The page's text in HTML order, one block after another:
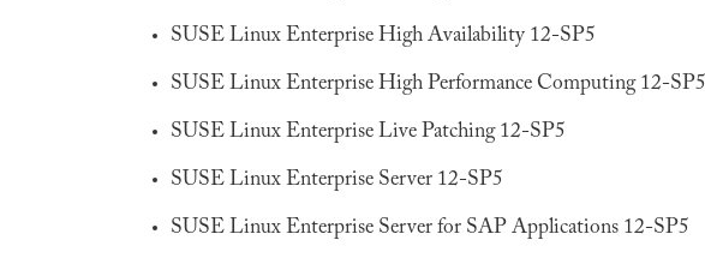
SUSE Linux Enterprise High Availability 12-SP5
SUSE Linux Enterprise High Performance Computing 12-SP5
SUSE Linux Enterprise Live Patching 12-SP5
SUSE Linux Enterprise Server 12-SP5
SUSE Linux Enterprise Server for SAP Applications 12-SP5